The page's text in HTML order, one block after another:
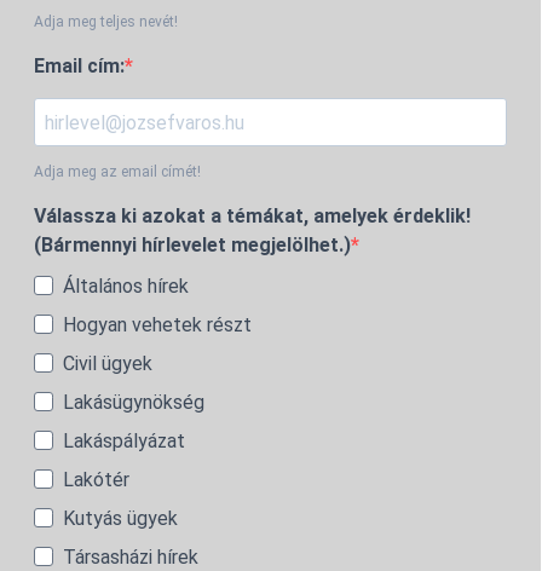
Adja meg teljes nevét!
Email cím:
Adja meg az email címét!
Válassza ki azokat a témákat, amelyek érdeklik!
(Bármennyi hírlevelet megjelölhet.)
Általános hírek
Hogyan vehetek részt
Civil ügyek
Lakásügynökség
Lakáspályázat
Lakótér
Kutyás ügyek
Társasházi hírek